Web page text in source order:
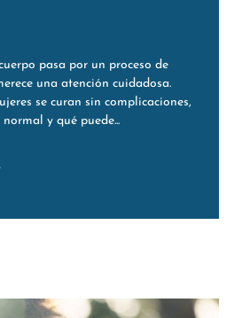
pasa por un proceso de
una atención cuidadosa.
se curan sin complicaciones,
y qué puede...